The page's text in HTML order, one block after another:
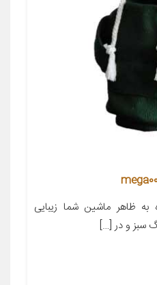
ظاهر ماشین شما زیبایی
سبز و در […]